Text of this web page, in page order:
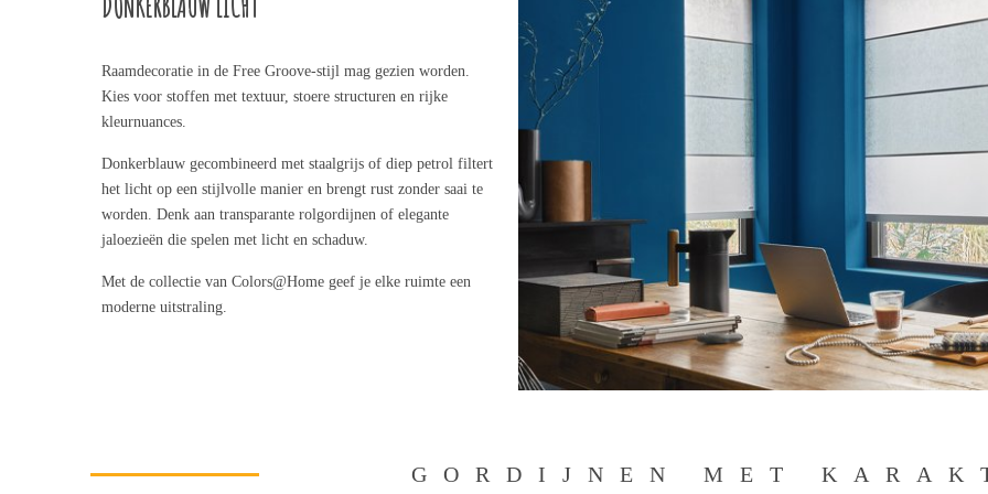
Raamdecoratie in de Free Groove-stijl mag gezien worden.
Kies voor stoffen met textuur, stoere structuren en rijke
kleurnuances.
Donkerblauw gecombineerd met staalgrijs of diep petrol filtert
het licht op een stijlvolle manier en brengt rust zonder saai te
worden. Denk aan transparante rolgordijnen of elegante
jaloezieën die spelen met licht en schaduw.
Met de collectie van Colors@Home geef je elke ruimte een
moderne uitstraling.
GORDIJNEN MET